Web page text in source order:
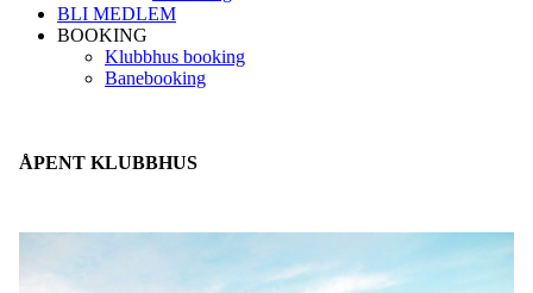
BLI MEDLEM
BOOKING
Klubbhus booking
Banebooking
ÅPENT KLUBBHUS